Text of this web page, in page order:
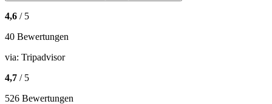
4,6 / 5
40 Bewertungen
via: Tripadvisor
4,7 / 5
526 Bewertungen